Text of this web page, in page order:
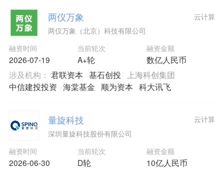
两仪万象
两仪万象（北京）科技有限公司
融资时间
2026-07-19
当前轮次
A+轮
融资金额
数亿人民币
云计算
涉及机构： 君联资本 基石创投
上海科创集团
中信建投投资 海棠基金 顺为资本 科大讯飞
量旋科技
深圳量旋科技股份有限公司
融资时间
2026-06-30
当前轮次
D轮
融资金额
10亿人民币
云计算